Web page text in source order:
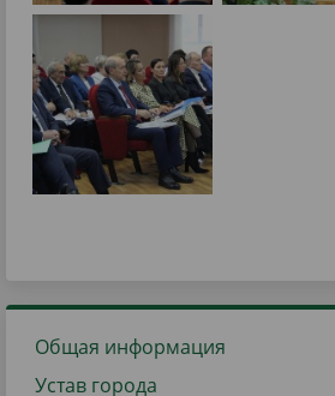
Общая информация
Устав города